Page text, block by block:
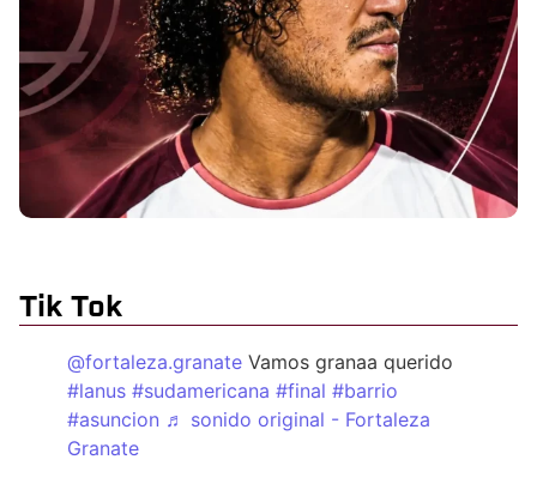
Tik Tok
@fortaleza.granate Vamos granaa querido
#lanus #sudamericana #final #barrio
#asuncion ♬ sonido original - Fortaleza
Granate